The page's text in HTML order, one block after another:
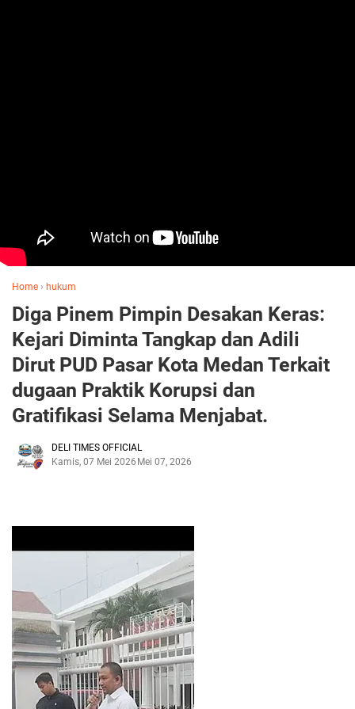
Home › hukum
Diga Pinem Pimpin Desakan Keras:
Kejari Diminta Tangkap dan Adili
Dirut PUD Pasar Kota Medan Terkait
dugaan Praktik Korupsi dan
Gratifikasi Selama Menjabat.
DELI TIMES OFFICIAL
Kamis, 07 Mei 2026 Mei 07, 2026